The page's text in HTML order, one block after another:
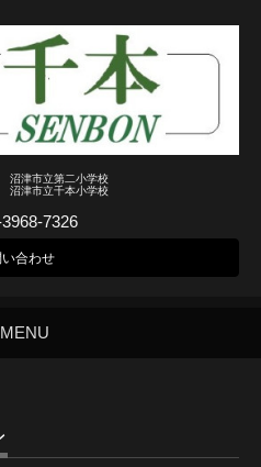
沼津市立第二小学校
千本小学校
7326
い合わせ
MENU